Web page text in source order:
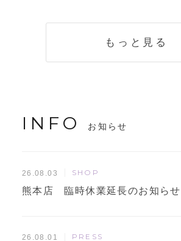
もっと見る
INFO お知らせ
26.08.03 SHOP
熊本店 臨時休業延長のお知らせ
26.08.01 PRESS